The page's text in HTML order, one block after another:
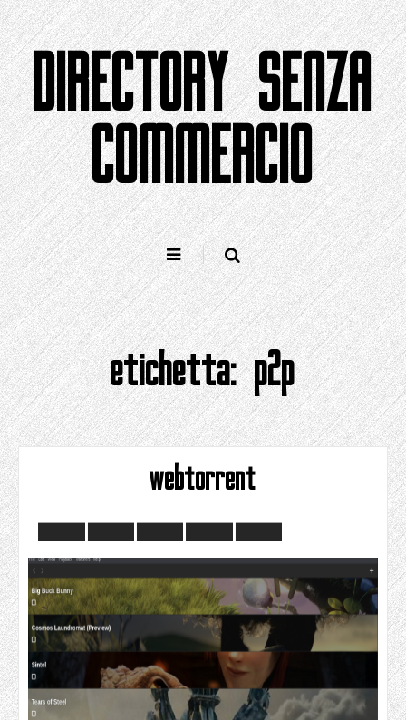
Salta
al
contenutoDIRECTORY SENZA
COMMERCIO
etichetta:p2p
webtorrent